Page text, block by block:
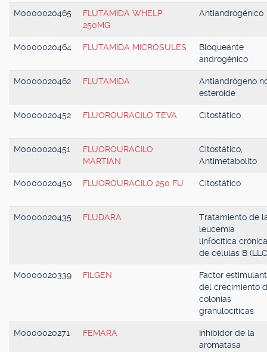
M0000020465
FLUTAMIDA WHELP
250MG
Antiandrogénico
M0000020464 FLUTAMIDA MICROSULES
Bloqueante
androgénico
M0000020462 FLUTAMIDA
Antiandrógeno
esteroide
M0000020452 FLUOROURACILO TEVA Citostático
M0000020451
FLUOROURACILO
MARTIAN
Citostático,
Antimetabolito
M0000020450 FLUOROURACILO 250 FU Citostático
M0000020435 FLUDARA
Tratamiento de
leucemia
linfocítica crónica
de células B
M0000020339 FILGEN
Factor
del crecimiento
colonias
granulocíticas
M0000020271 FEMARA
Inhibidor de la
aromatasa